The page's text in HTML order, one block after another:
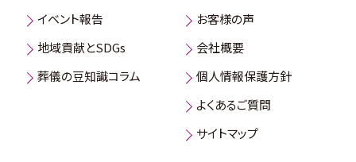
イベント報告
地域貢献とSDGs
葬儀の豆知識コラム
お客様の声
会社概要
個人情報保護方針
よくあるご質問
サイトマップ